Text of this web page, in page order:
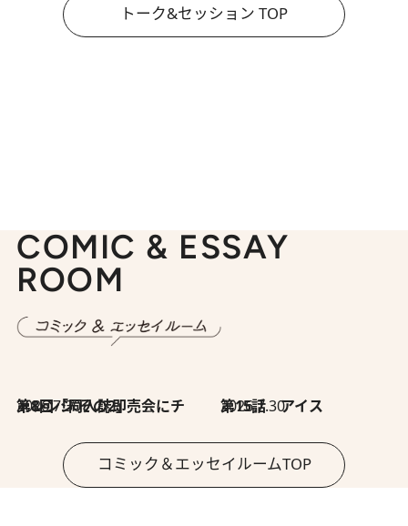
トーク&セッション TOP
COMIC & ESSAY
ROOM
2026.7.30
第8回「同人誌即売会にチャレンジ その2」 2026.7.30
第15話 アイス
コミック＆エッセイルームTOP